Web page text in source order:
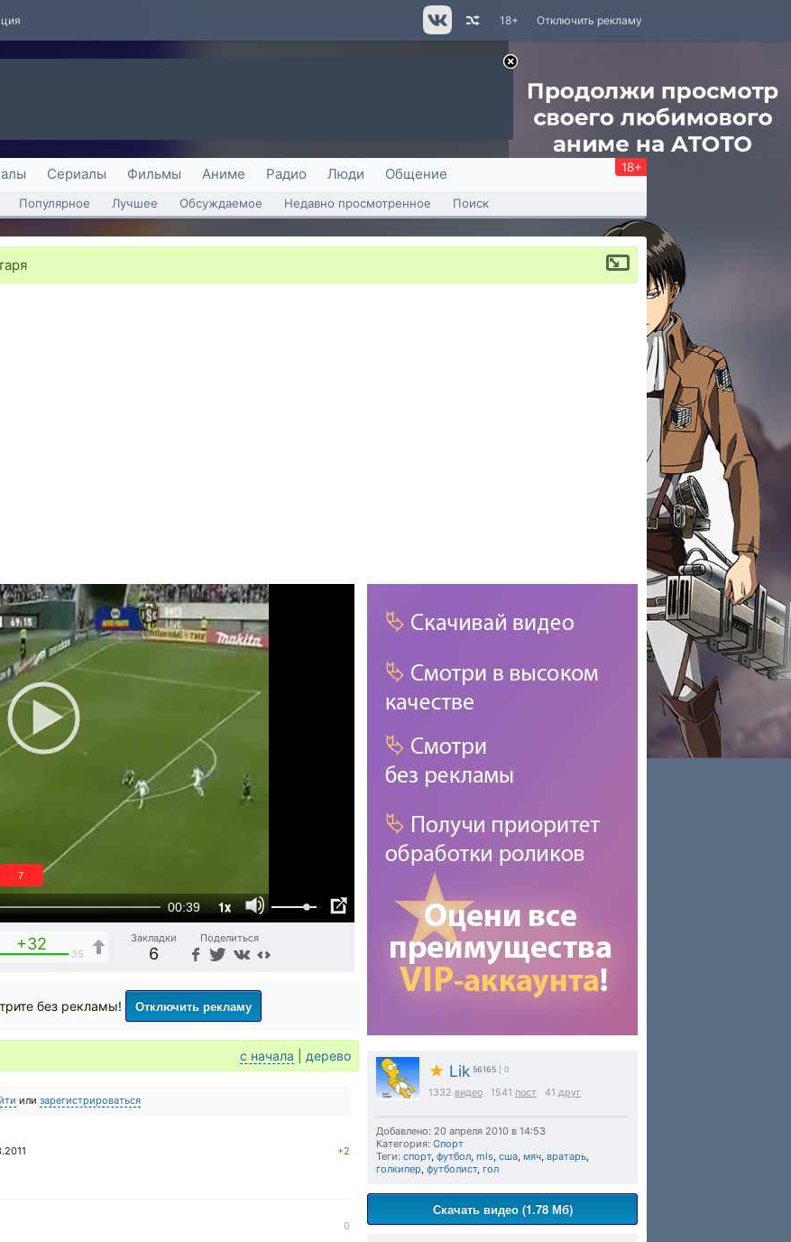
Отключить рекламу
18+
Сериалы Фильмы Аниме Радио Люди Общение 18+
Популярное Лучшее Обсуждаемое Недавно просмотренное Поиск
00:39 1x
6
+32
35
Закладки
6
Поделиться
★ Lik 56165 | 0
1332 видео 1541 пост 41 друг
Добавлено: 20 апреля 2010 в 14:53
Категория: Спорт
Теги: спорт, футбол, mls, сша, мяч, вратарь,
голкипер, футболист, гол
Скачать видео (1.78 Мб)
без рекламы! Отключить рекламу
с начала дерево
или зарегистрироваться
+2
0